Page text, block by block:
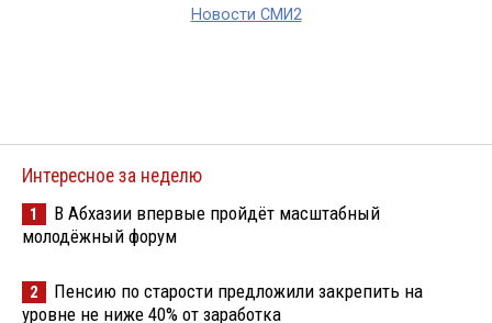
Новости СМИ2
Интересное за неделю
1
В Абхазии впервые пройдёт масштабный
молодёжный форум
2
Пенсию по старости предложили закрепить на
уровне не ниже 40% от заработка